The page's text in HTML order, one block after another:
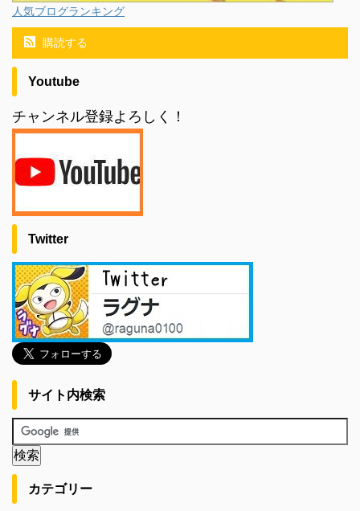
人気ブログランキング
購読する
Youtube
チャンネル登録よろしく！
Twitter
サイト内検索
カテゴリー